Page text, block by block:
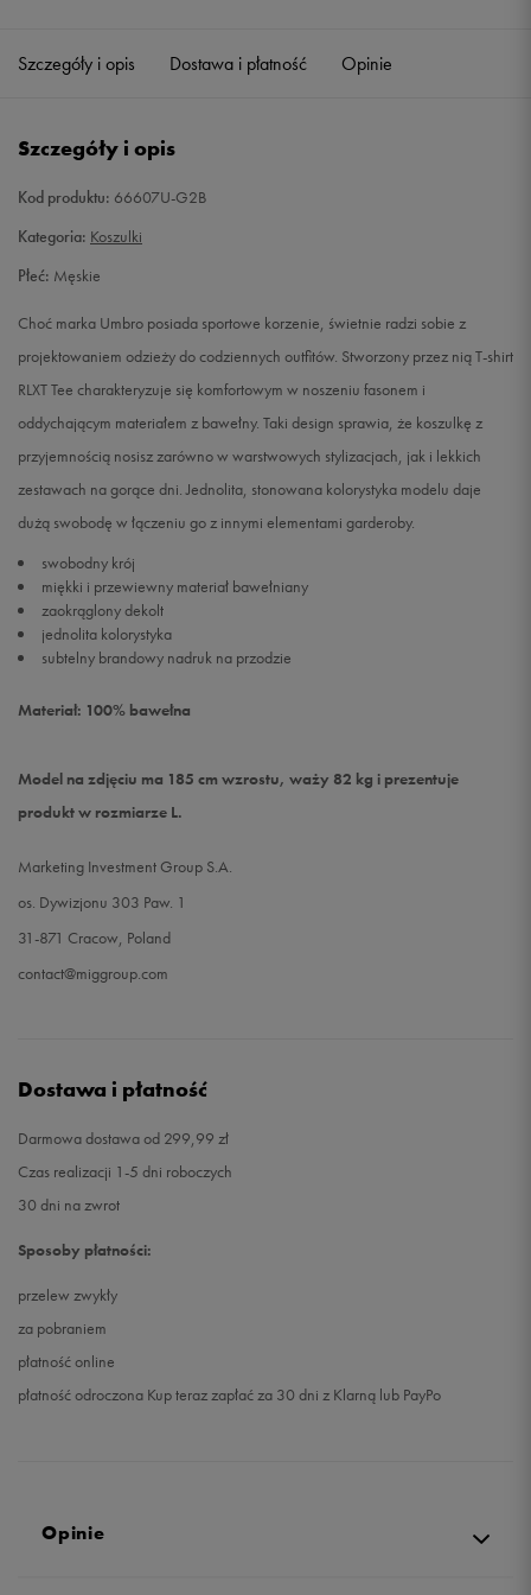
Szczegóły i opis Dostawa i płatność Opinie
Szczegóły i opis
Kod produktu: 66607U-G2B
Kategoria: Koszulki
Płeć: Męskie
Choć marka Umbro posiada sportowe korzenie, świetnie radzi sobie z
projektowaniem odzieży do codziennych outfitów. Stworzony przez nią T-shirt
RLXT Tee charakteryzuje się komfortowym w noszeniu fasonem i
oddychającym materiałem z bawełny. Taki design sprawia, że koszulkę z
przyjemnością nosisz zarówno w warstwowych stylizacjach, jak i lekkich
zestawach na gorące dni. Jednolita, stonowana kolorystyka modelu daje
dużą swobodę w łączeniu go z innymi elementami garderoby.
swobodny krój
miękki i przewiewny materiał bawełniany
zaokrąglony dekolt
jednolita kolorystyka
subtelny brandowy nadruk na przodzie
Materiał: 100% bawełna
Model na zdjęciu ma 185 cm wzrostu, waży 82 kg i prezentuje
produkt w rozmiarze L.
Marketing Investment Group S.A.
os. Dywizjonu 303 Paw. 1
31-871 Cracow, Poland
contact@miggroup.com
Dostawa i płatność
Darmowa dostawa od 299,99 zł
Czas realizacji 1-5 dni roboczych
30 dni na zwrot
Sposoby płatności:
przelew zwykły
za pobraniem
płatność online
płatność odroczona Kup teraz zapłać za 30 dni z Klarną lub PayPo
Opinie